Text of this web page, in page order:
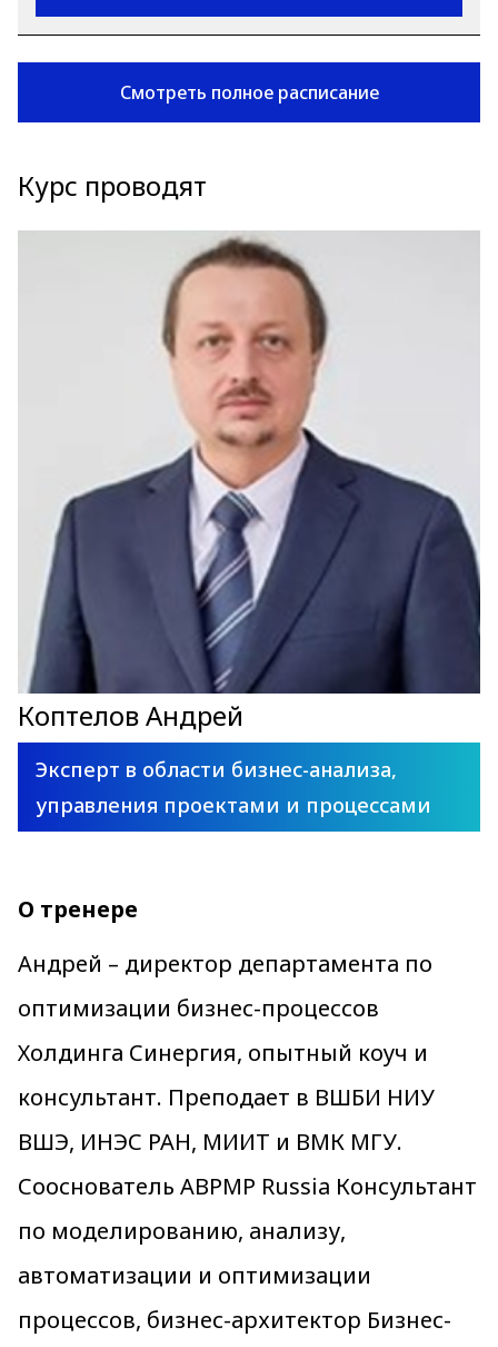
Смотреть полное расписание
Курс проводят
Коптелов Андрей
Эксперт в области бизнес-анализа,
управления проектами и процессами
О тренере
Андрей – директор департамента по
оптимизации бизнес-процессов
Холдинга Синергия, опытный коуч и
консультант. Преподает в ВШБИ НИУ
ВШЭ, ИНЭС РАН, МИИТ и ВМК МГУ.
Сооснователь ABPMP Russia Консультант
по моделированию, анализу,
автоматизации и оптимизации
процессов, бизнес-архитектор Бизнес-